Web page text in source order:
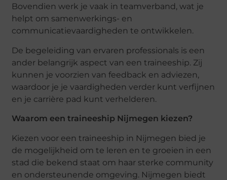
Bovendien werk je vaak in teamverband, wat je
helpt om samenwerkings- en
communicatievaardigheden te ontwikkelen.
De begeleiding van ervaren professionals is een
ander belangrijk aspect van een traineeship. Zij
kunnen je voorzien van feedback en adviezen,
waardoor je je vaardigheden verder kunt verfijnen
en je carrière pad kunt verhelderen.
Waarom een traineeship Nijmegen kiezen?
Kiezen voor een traineeship in Nijmegen bied je
de mogelijkheid om te leren en te groeien in een
stad die bekend staat om haar sterke community
en ondersteunende omgeving. Nijmegen biedt